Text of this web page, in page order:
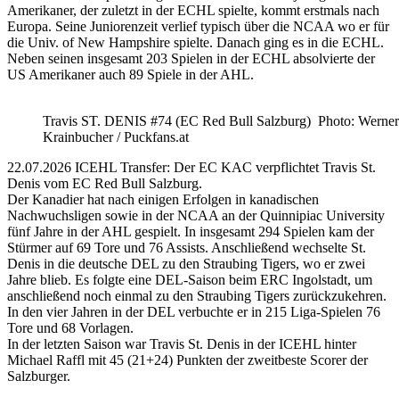
Amerikaner, der zuletzt in der ECHL spielte, kommt erstmals nach
Europa. Seine Juniorenzeit verlief typisch über die NCAA wo er für
die Univ. of New Hampshire spielte. Danach ging es in die ECHL.
Neben seinen insgesamt 203 Spielen in der ECHL absolvierte der
US Amerikaner auch 89 Spiele in der AHL.
Travis ST. DENIS #74 (EC Red Bull Salzburg) Photo: Werner
Krainbucher / Puckfans.at
22.07.2026 ICEHL Transfer: Der EC KAC verpflichtet Travis St.
Denis vom EC Red Bull Salzburg.
Der Kanadier hat nach einigen Erfolgen in kanadischen
Nachwuchsligen sowie in der NCAA an der Quinnipiac University
fünf Jahre in der AHL gespielt. In insgesamt 294 Spielen kam der
Stürmer auf 69 Tore und 76 Assists. Anschließend wechselte St.
Denis in die deutsche DEL zu den Straubing Tigers, wo er zwei
Jahre blieb. Es folgte eine DEL-Saison beim ERC Ingolstadt, um
anschließend noch einmal zu den Straubing Tigers zurückzukehren.
In den vier Jahren in der DEL verbuchte er in 215 Liga-Spielen 76
Tore und 68 Vorlagen.
In der letzten Saison war Travis St. Denis in der ICEHL hinter
Michael Raffl mit 45 (21+24) Punkten der zweitbeste Scorer der
Salzburger.